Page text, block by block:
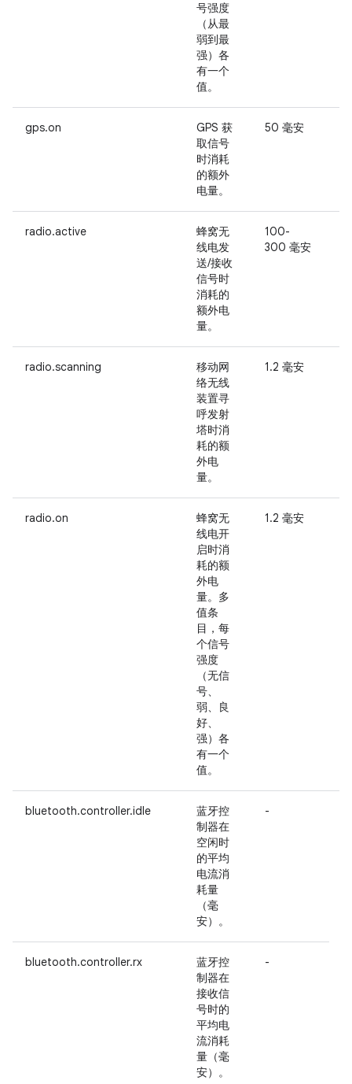
号强度
（从最
弱到最
强）各
有一个
值。
gps.on
GPS 获
取信号
时消耗
的额外
电量。
50 毫安
radio.active
蜂窝无
线电发
送/接收
信号时
消耗的
额外电
量。
100-
300 毫安
radio.scanning
移动网
络无线
装置寻
呼发射
塔时消
耗的额
外电
量。
1.2 毫安
radio.on
蜂窝无
线电开
启时消
耗的额
外电
量。多
值条
目，每
个信号
强度
（无信
号、
弱、良
好、
强）各
有一个
值。
1.2 毫安
bluetooth.controller.idle
蓝牙控
制器在
空闲时
的平均
电流消
耗量
（毫
安）。
-
bluetooth.controller.rx
蓝牙控
制器在
接收信
号时的
平均电
流消耗
量（毫
安）。
-